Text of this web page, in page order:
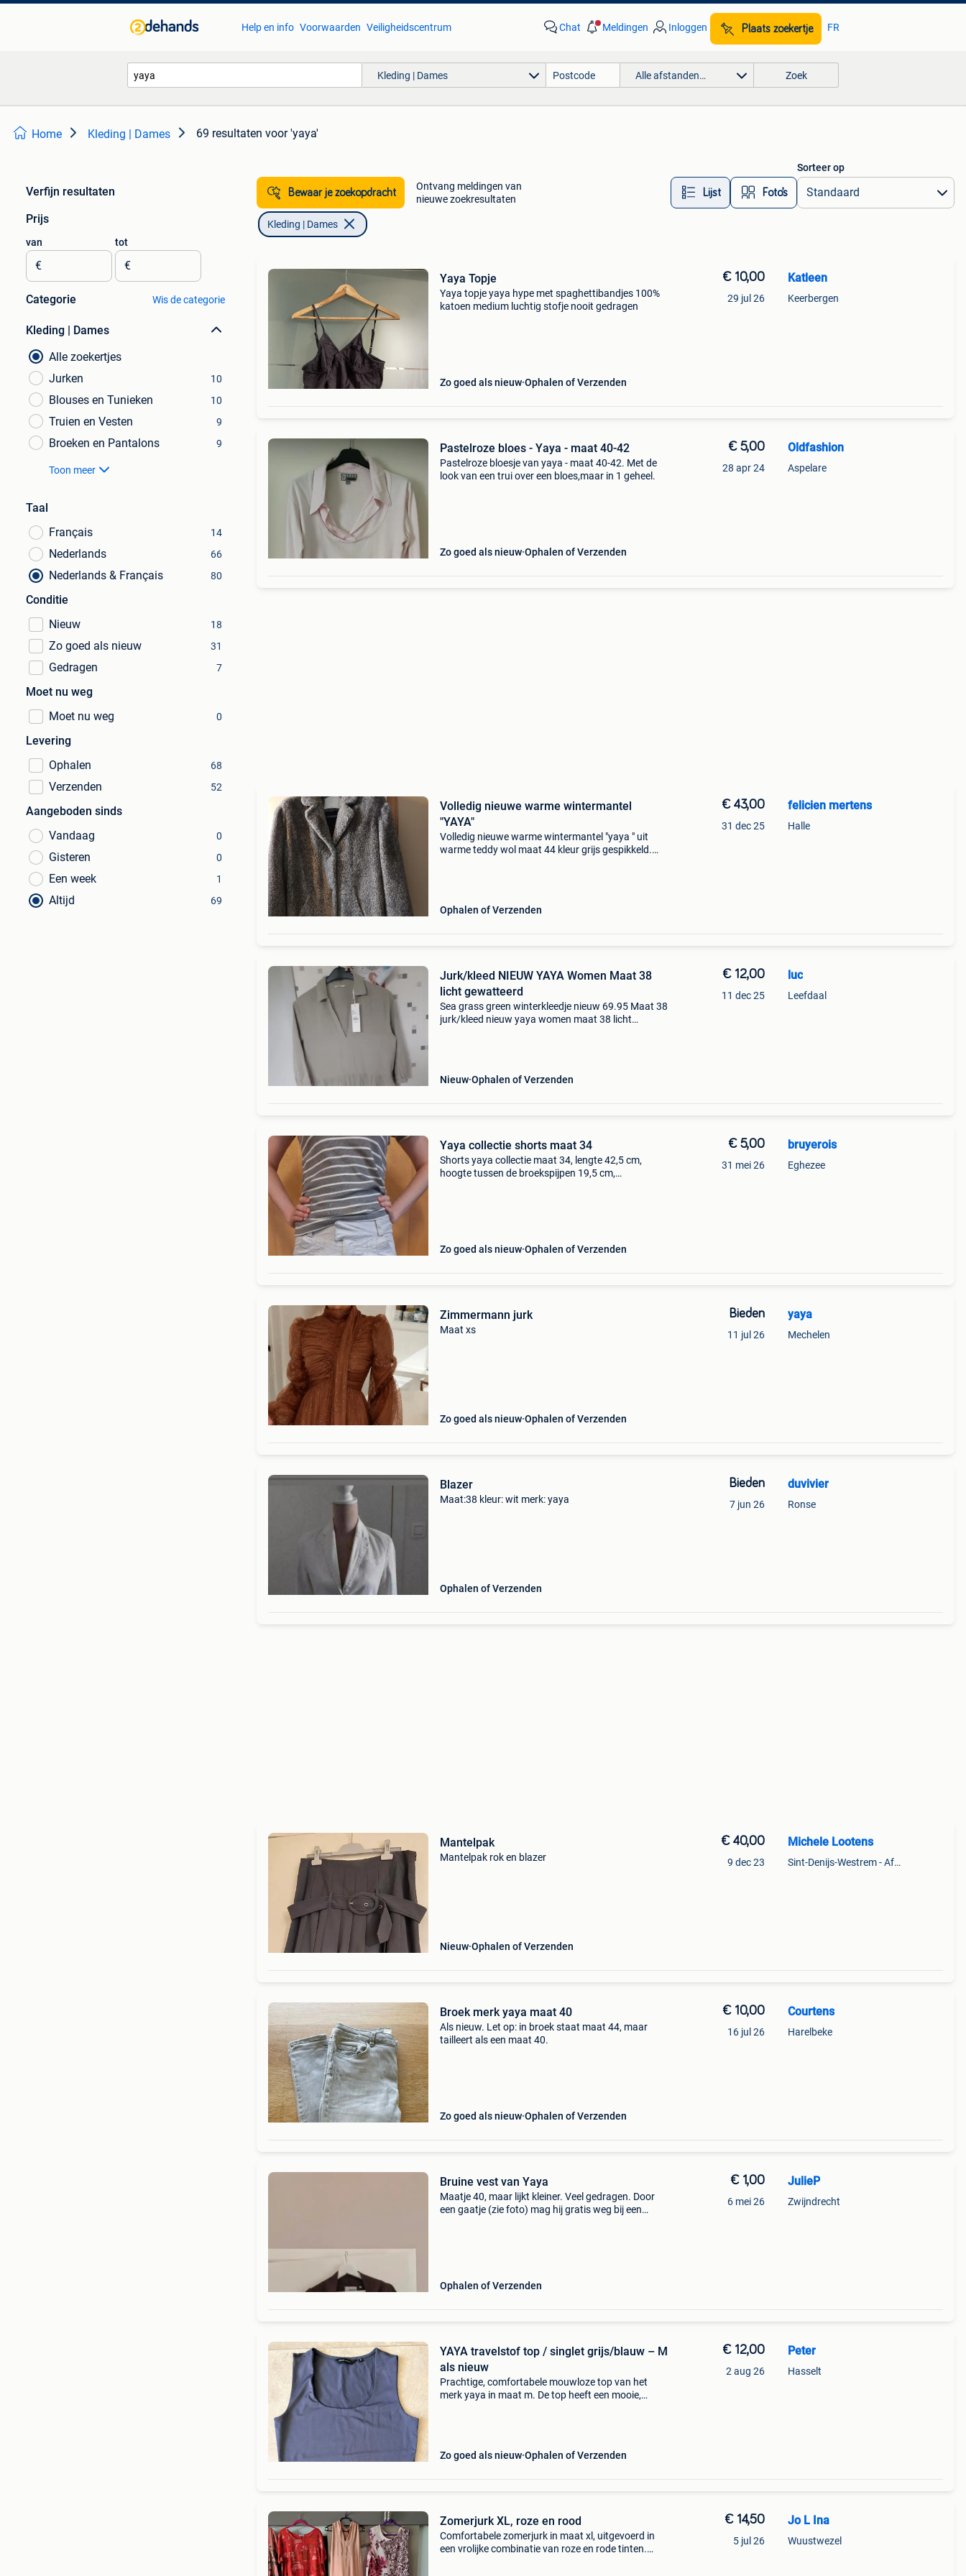
Help en info Voorwaarden Veiligheidscentrum Chat Meldingen Inloggen Plaats zoekertje FR
Kleding | Dames Alle afstanden… Zoek
Home Kleding | Dames 69 resultaten voor 'yaya'
Verfijn resultaten
Prijs
van
€
tot
€
Categorie Wis de categorie
Kleding | Dames
Alle zoekertjes
Jurken
10
Blouses en Tunieken 10
Truien en Vesten 9
Broeken en Pantalons 9
Toon meer
Taal
Français
14
Nederlands 66
Nederlands & Français 80
Conditie
Nieuw
18
Zo goed als nieuw 31
Gedragen 7
Moet nu weg
Moet nu weg
0
Levering
Ophalen
68
Verzenden 52
Aangeboden sinds
Vandaag
0
Gisteren 0
Een week 1
Altijd 69
Bewaar je zoekopdracht
Ontvang meldingen van
nieuwe zoekresultaten
Lijst Foto’s
Sorteer op
Kleding | Dames
Yaya Topje
Yaya topje yaya hype met spaghettibandjes 100%
katoen medium luchtig stofje nooit gedragen
Zo goed als nieuw Ophalen of Verzenden
€ 10,00
29 jul 26
Katleen
Keerbergen
Pastelroze bloes - Yaya - maat 40-42
Pastelroze bloesje van yaya - maat 40-42. Met de
look van een trui over een bloes,maar in 1 geheel.
Zo goed als nieuw Ophalen of Verzenden
€ 5,00
28 apr 24
Oldfashion
Aspelare
Volledig nieuwe warme wintermantel
"YAYA"
Volledig nieuwe warme wintermantel "yaya " uit
warme teddy wol maat 44 kleur grijs gespikkeld.
Ophalen of Verzenden
€ 43,00
31 dec 25
felicien mertens
Halle
Jurk/kleed NIEUW YAYA Women Maat 38
licht gewatteerd
Sea grass green winterkleedje nieuw 69.95 Maat 38
jurk/kleed nieuw yaya women maat 38 licht
Nieuw Ophalen of Verzenden
€ 12,00
11 dec 25
luc
Leefdaal
Yaya collectie shorts maat 34
Shorts yaya collectie maat 34, lengte 42,5 cm,
hoogte tussen de broekspijpen 19,5 cm,
Zo goed als nieuw Ophalen of Verzenden
€ 5,00
31 mei 26
bruyerois
Eghezee
Zimmermann jurk
Maat xs
Zo goed als nieuw Ophalen of Verzenden
Bieden
11 jul 26
yaya
Mechelen
Blazer
Maat:38 kleur: wit merk: yaya
Ophalen of Verzenden
Bieden
7 jun 26
duvivier
Ronse
Mantelpak
Mantelpak rok en blazer
Nieuw Ophalen of Verzenden
€ 40,00
9 dec 23
Michele Lootens
Sint-Denijs-Westrem - Afsnee
Broek merk yaya maat 40
Als nieuw. Let op: in broek staat maat 44, maar
tailleert als een maat 40.
Zo goed als nieuw Ophalen of Verzenden
€ 10,00
16 jul 26
Courtens
Harelbeke
Bruine vest van Yaya
Maatje 40, maar lijkt kleiner. Veel gedragen. Door
een gaatje (zie foto) mag hij gratis weg bij een
Ophalen of Verzenden
€ 1,00
6 mei 26
JulieP
Zwijndrecht
YAYA travelstof top / singlet grijs/blauw – M
als nieuw
Prachtige, comfortabele mouwloze top van het
merk yaya in maat m. De top heeft een mooie,
Zo goed als nieuw Ophalen of Verzenden
€ 12,00
2 aug 26
Peter
Hasselt
Zomerjurk XL, roze en rood
Comfortabele zomerjurk in maat xl, uitgevoerd in
een vrolijke combinatie van roze en rode tinten.
€ 14,50
5 jul 26
Jo L Ina
Wuustwezel